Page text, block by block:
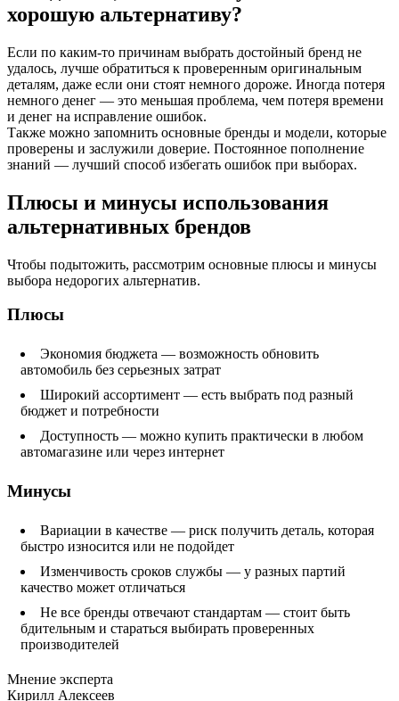
хорошую альтернативу?
Если по каким-то причинам выбрать достойный бренд не
удалось, лучше обратиться к проверенным оригинальным
деталям, даже если они стоят немного дороже. Иногда потеря
немного денег — это меньшая проблема, чем потеря времени
и денег на исправление ошибок.
Также можно запомнить основные бренды и модели, которые
проверены и заслужили доверие. Постоянное пополнение
знаний — лучший способ избегать ошибок при выборах.
Плюсы и минусы использования
альтернативных брендов
Чтобы подытожить, рассмотрим основные плюсы и минусы
выбора недорогих альтернатив.
Плюсы
Экономия бюджета — возможность обновить
автомобиль без серьезных затрат
Широкий ассортимент — есть выбрать под разный
бюджет и потребности
Доступность — можно купить практически в любом
автомагазине или через интернет
Минусы
Вариации в качестве — риск получить деталь, которая
быстро износится или не подойдет
Изменчивость сроков службы — у разных партий
качество может отличаться
Не все бренды отвечают стандартам — стоит быть
бдительным и стараться выбирать проверенных
производителей
Мнение эксперта
Кирилл Алексеев